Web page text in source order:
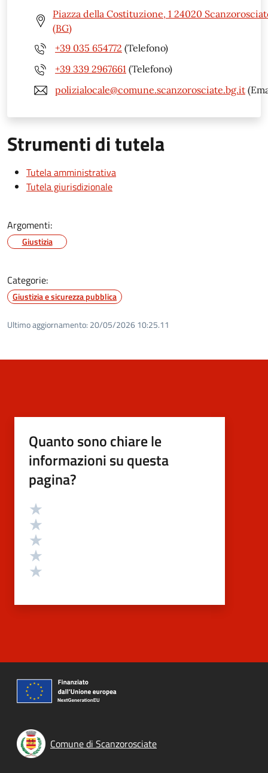
Piazza della Costituzione, 1 24020
(BG)
+39 035 654772 (Telefono)
+39 339 2967661 (Telefono)
polizialocale@comune.scanzorosciate.bg.it
Strumenti di tutela
Tutela amministrativa
Tutela giurisdizionale
Argomenti:
Giustizia
Categorie:
Giustizia e sicurezza pubblica
Ultimo aggiornamento: 20/05/2026 10:25.11
Quanto sono chiare le
informazioni su questa
pagina?
Valutazione
Comune di Scanzorosciate